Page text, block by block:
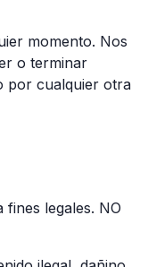
momento. Nos
o terminar
por cualquier otra
legales. NO